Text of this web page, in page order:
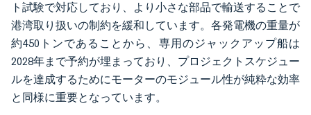
ト試験で対応しており、より小さな部品で輸送することで
港湾取り扱いの制約を緩和しています。各発電機の重量が
約450トンであることから、専用のジャックアップ船は
2028年まで予約が埋まっており、プロジェクトスケジュー
ルを達成するためにモーターのモジュール性が純粋な効率
と同様に重要となっています。